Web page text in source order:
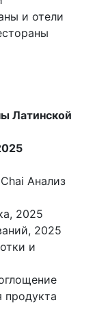
и отели
Латинской
Анализ
2025
2025
и
продукта